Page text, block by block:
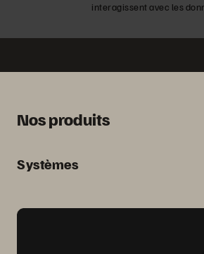
interagissent avec les
Nos produits
Systèmes